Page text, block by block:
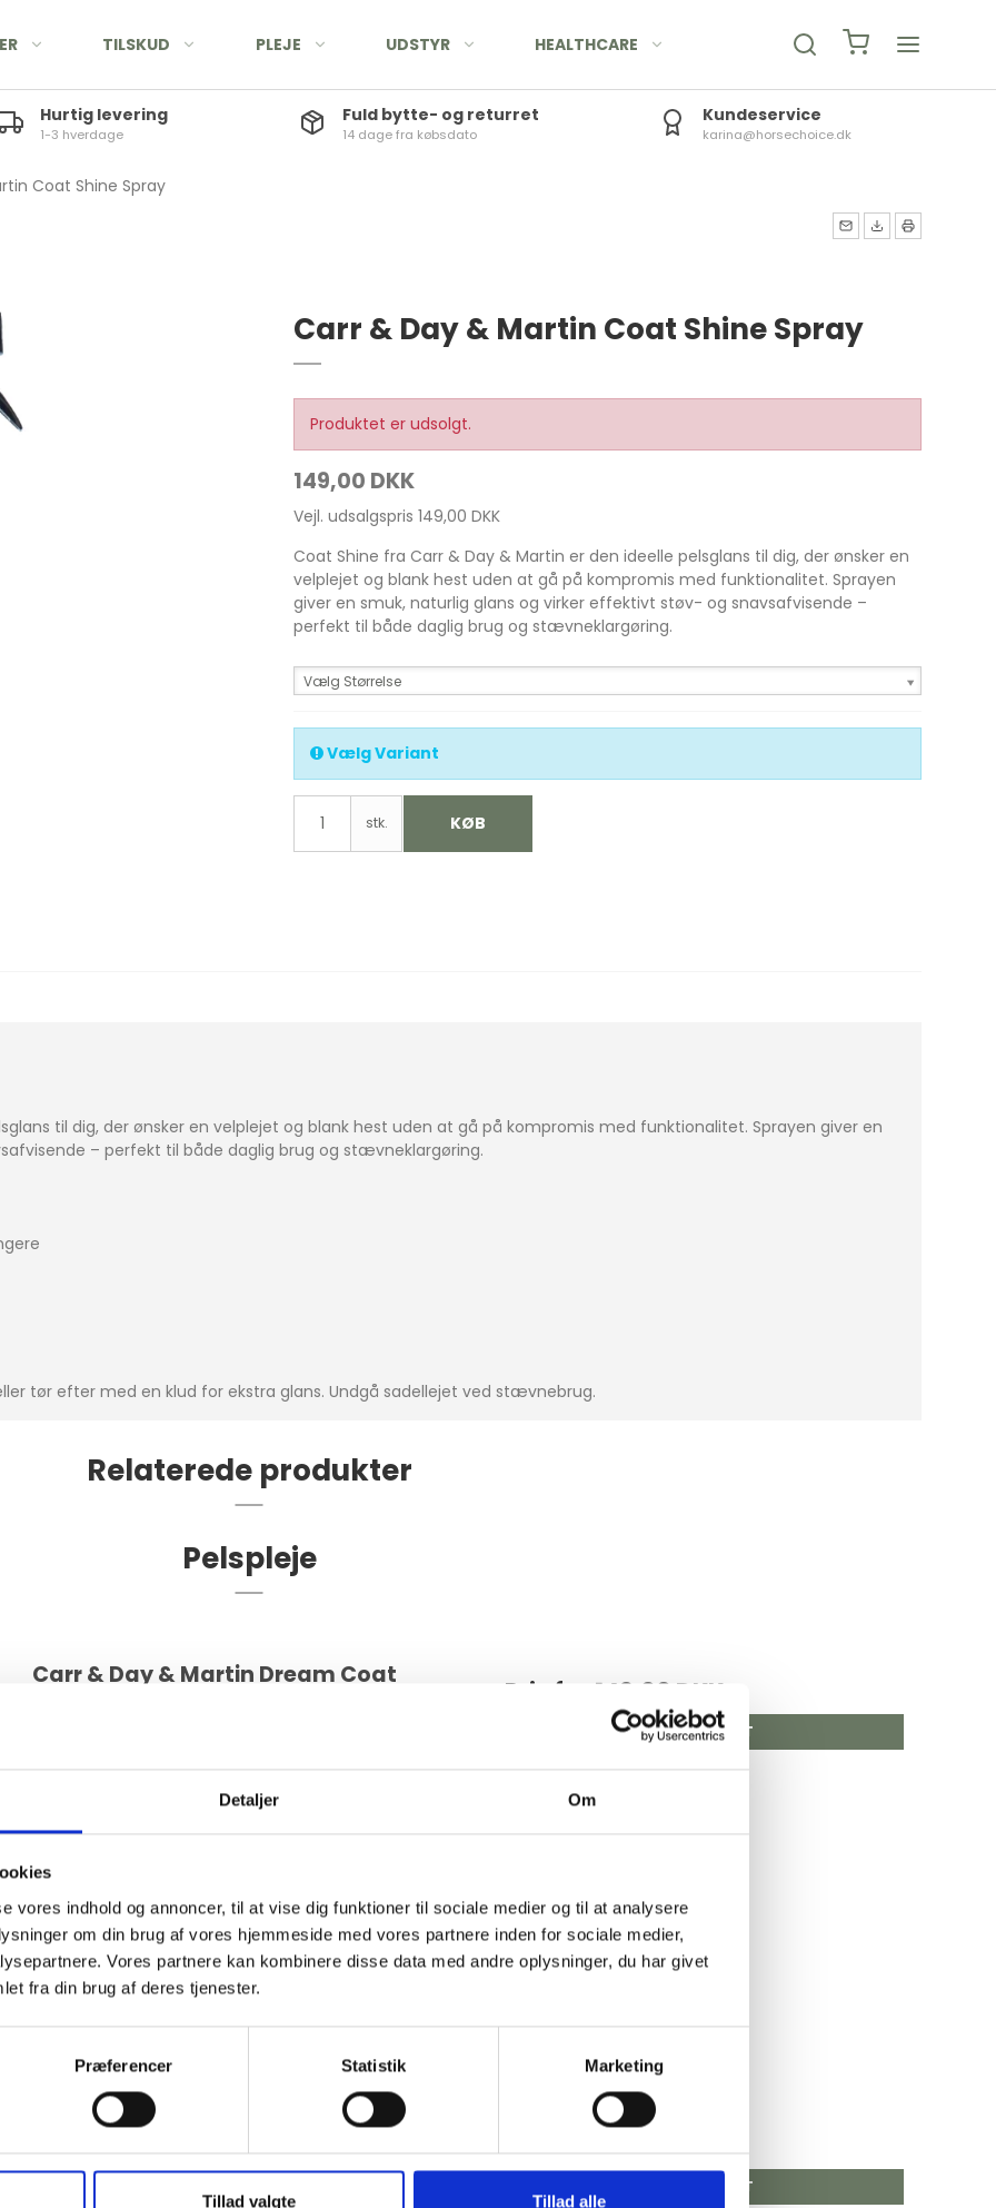
Detaljer Om
vores indhold og annoncer, til at vise dig funktioner til sociale medier og til at analysere
om din brug af vores hjemmeside med vores partnere inden for sociale medier,
Vores partnere kan kombinere disse data med andre oplysninger, du har givet
fra din brug af deres tjenester.
Præferencer Statistik Marketing
Tillad valgte Tillad alle
TILSKUD PLEJE UDSTYR HEALTHCARE
Hurtig levering
1-3 hverdage
Fuld bytte- og returret
14 dage fra købsdato
Kundeservice
karina@horsechoice.dk
Coat Shine Spray
Carr & Day & Martin Coat Shine Spray
Produktet er udsolgt.
149,00 DKK
Vejl. udsalgspris 149,00 DKK
Coat Shine fra Carr & Day & Martin er den ideelle pelsglans til dig, der ønsker en
velplejet og blank hest uden at gå på kompromis med funktionalitet. Sprayen
giver en smuk, naturlig glans og virker effektivt støv- og snavsafvisende –
perfekt til både daglig brug og stævneklargøring.
Vælg Størrelse
Vælg Variant
stk. KØB
til dig, der ønsker en velplejet og blank hest uden at gå på kompromis med funktionalitet. Sprayen giver en
– perfekt til både daglig brug og stævneklargøring.
tør efter med en klud for ekstra glans. Undgå sadellejet ved stævnebrug.
Relaterede produkter
Pelspleje
Carr & Day & Martin Dream Coat
Pris fra 149,00 DKK
VIS PRODUKT
Carr & Day & Martin Gallop
Conditioning Shampoo
Pris fra79,00 DKK
VIS PRODUKT